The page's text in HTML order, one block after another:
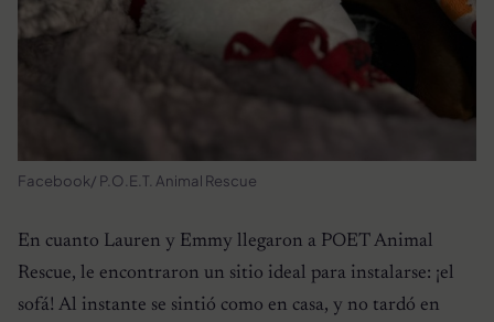
Facebook/ P.O.E.T. Animal Rescue
En cuanto Lauren y Emmy llegaron a POET Animal
Rescue, le encontraron un sitio ideal para instalarse: ¡el
sofá! Al instante se sintió como en casa, y no tardó en